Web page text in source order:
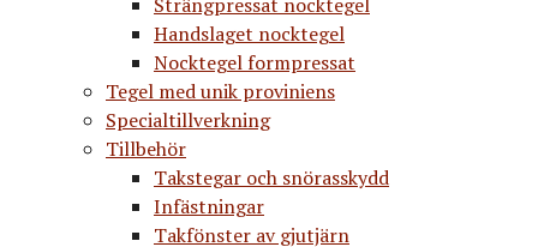
Handslaget nocktegel
Nocktegel formpressat
Tegel med unik proviniens
Specialtillverkning
Tillbehör
Takstegar och snörasskydd
Infästningar
Takfönster av gjutjärn